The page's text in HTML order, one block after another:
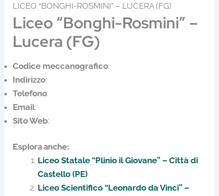
LICEO “BONGHI-ROSMINI” – LUCERA (FG)
Liceo “Bonghi-Rosmini” –
Lucera (FG)
Codice meccanografico:
Indirizzo:
Telefono:
Email:
Sito Web:
Esplora anche:
Liceo Statale “Plinio il Giovane” – Città di
Castello (PE)
Liceo Scientifico “Leonardo da Vinci” –